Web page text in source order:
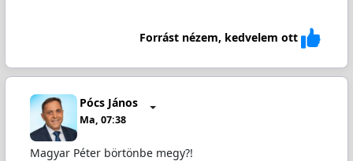
Forrást nézem, kedvelem ott
Pócs János
Ma, 07:38
Magyar Péter börtönbe megy?!